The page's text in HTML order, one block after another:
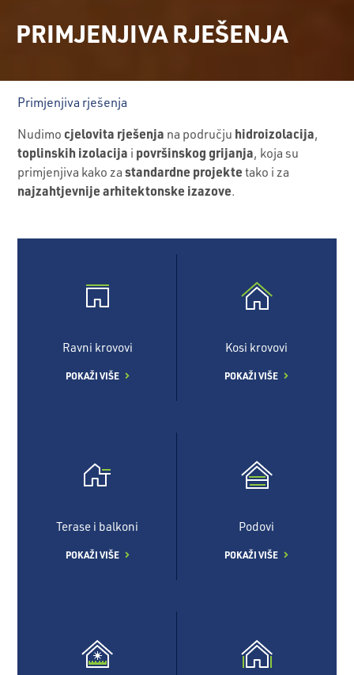
PRIMJENJIVA RJEŠENJA
Primjenjiva rješenja
Nudimocjelovita rješenja na području hidroizolacija,
toplinskih izolacija i površinskog grijanja, koja su
primjenjiva kako zastandardne projekte tako i za
najzahtjevnije arhitektonske izazove.
Ravni krovovi
POKAŽI VIŠE
Kosi krovovi
POKAŽI VIŠE
Terase i balkoni
POKAŽI VIŠE
Podovi
POKAŽI VIŠE